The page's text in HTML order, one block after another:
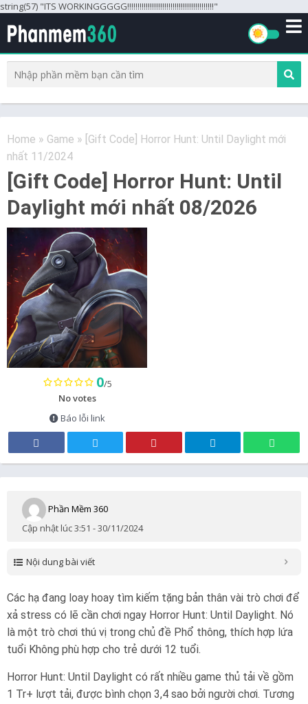
string(57) "ITS WORKINGGGGG!!!!!!!!!!!!!!!!!!!!!!!!!!!!!!!!!!!!!!!!!!"
Home » Game » [Gift Code] Horror Hunt: Until Daylight mới
nhất 11/2024
[Gift Code] Horror Hunt: Until
Daylight mới nhất 08/2026
0/5
No votes
Báo lỗi link
Phần Mềm 360
Cập nhật lúc 3:51 - 30/11/2024
Nội dung bài viết
Các hạ đang loay hoay tìm kiếm tặng bản thân vài trò chơi để
xả stress có lẽ cần chơi ngay Horror Hunt: Until Daylight. Nó
là một trò chơi thú vị trong chủ đề Phổ thông, thích hợp lứa
tuổi Không phù hợp cho trẻ dưới 12 tuổi.
Horror Hunt: Until Daylight có rất nhiều game thủ tải về gồm
1 Tr+ lượt tải, được bình chọn 3,4 sao bởi người chơi. Tương